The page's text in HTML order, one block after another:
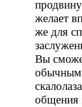
желает
же для
Вы
обычным
общения